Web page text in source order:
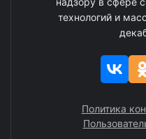
технологий и
Политика